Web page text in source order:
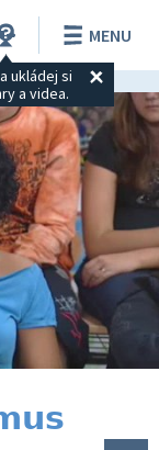
ukládej si
a videa.
MENU